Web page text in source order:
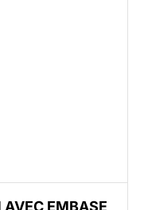
EMBASE